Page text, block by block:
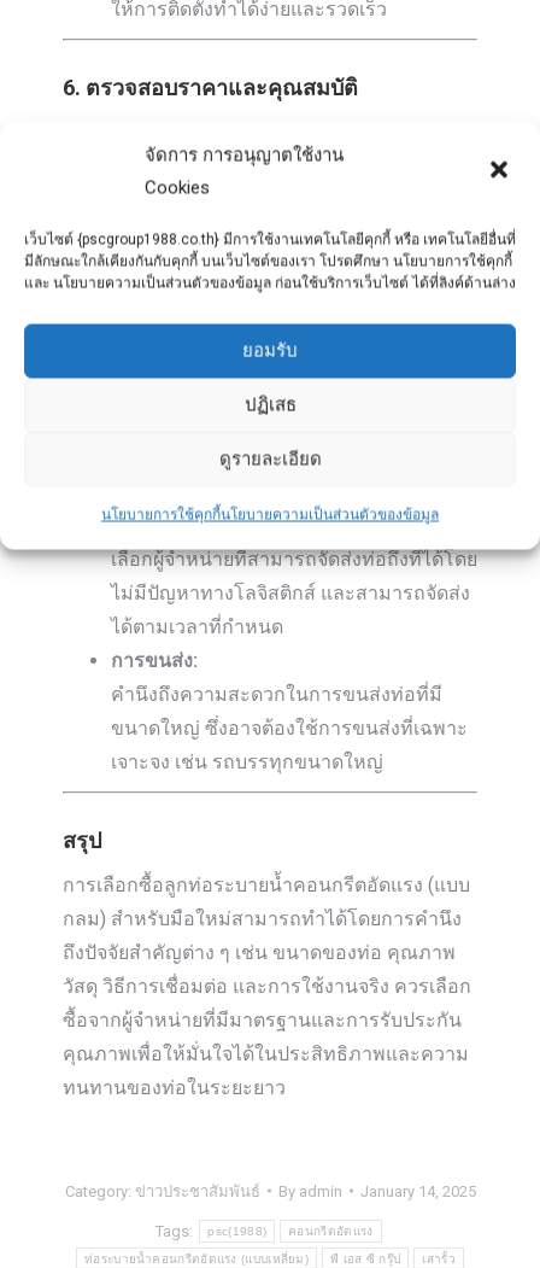
จัดการ การอนุญาตใช้งาน
Cookies
เว็บไซต์ {pscgroup1988.co.th} มีการใช้งานเทคโนโลยีคุกกี้ หรือ เทคโนโลยีอื่นที่
มีลักษณะใกล้เคียงกันกับคุกกี้ บนเว็บไซต์ของเรา โปรดศึกษา นโยบายการใช้คุกกี้
และ นโยบายความเป็นส่วนตัวของข้อมูล ก่อนใช้บริการเว็บไซต์ ได้ที่ลิงค์ด้านล่าง
ยอมรับ
ปฏิเสธ
ดูรายละเอียด
นโยบายการใช้คุกกี้นโยบายความเป็นส่วนตัวของข้อมูล
ให้การติดตั้งทำได้ง่ายและรวดเร็ว
6. ตรวจสอบราคาและคุณสมบัติ
ควรเปรียบเทียบราคาท่อจากผู้จำหน่ายหลาย
แห่งและตรวจสอบคุณสมบัติของท่อแต่ละ
ประเภทให้เหมาะสมกับงบประมาณที่มี
การรับประกัน:
เลือกซื้อจากผู้จำหน่ายที่มีการรับประกัน
บริการจัดส่ง:
เลือกผู้จำหน่ายที่สามารถจัดส่งท่อถึงที่ได้โดย
ไม่มีปัญหาทางโลจิสติกส์ และสามารถจัดส่ง
ได้ตามเวลาที่กำหนด
การขนส่ง:
คำนึงถึงความสะดวกในการขนส่งท่อที่มี
ขนาดใหญ่ ซึ่งอาจต้องใช้การขนส่งที่เฉพาะ
เจาะจง เช่น รถบรรทุกขนาดใหญ่
สรุป
การเลือกซื้อลูกท่อระบายน้ำคอนกรีตอัดแรง (แบบ
กลม) สำหรับมือใหม่สามารถทำได้โดยการคำนึง
ถึงปัจจัยสำคัญต่าง ๆ เช่น ขนาดของท่อ คุณภาพ
วัสดุ วิธีการเชื่อมต่อ และการใช้งานจริง ควรเลือก
ซื้อจากผู้จำหน่ายที่มีมาตรฐานและการรับประกัน
คุณภาพเพื่อให้มั่นใจได้ในประสิทธิภาพและความ
ทนทานของท่อในระยะยาว
Category: ข่าวประชาสัมพันธ์ By admin January 14, 2025
Tags: psc(1988) คอนกรีตอัดแรง
ท่อระบายน้ำคอนกรีตอัดแรง (แบบเหลี่ยม) พี เอส ซี กรุ๊ป เสารั้ว